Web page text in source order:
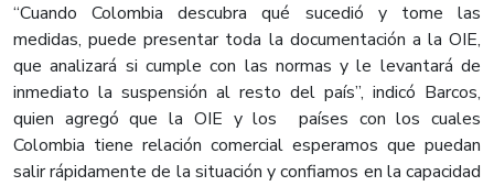
“Cuando Colombia descubra qué sucedió y tome las
medidas, puede presentar toda la documentación a la OIE,
que analizará si cumple con las normas y le levantará de
inmediato la suspensión al resto del país”, indicó Barcos,
quien agregó que la OIE y los países con los cuales
Colombia tiene relación comercial esperamos que puedan
salir rápidamente de la situación y confiamos en la capacidad